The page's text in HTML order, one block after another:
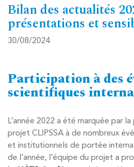
Bilan des actualités
présentations et
30/08/2024
Participation à des
scientifiques
L’année 2022 a été marquée par
projet CLIPSSA à de nombreux
et institutionnels de portée
de l’année, l’équipe du projet a